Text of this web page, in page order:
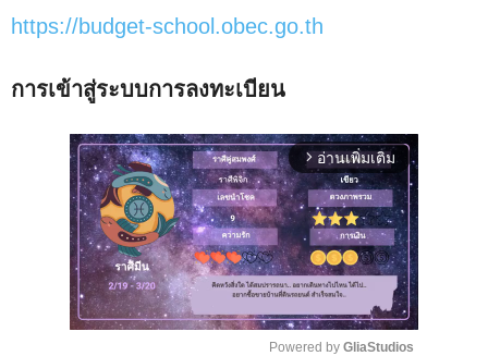
https://budget-school.obec.go.th
การเข้าสู่ระบบการลงทะเบียน
arrow_forward_ios อ่านเพิ่มเติม
Powered by GliaStudios